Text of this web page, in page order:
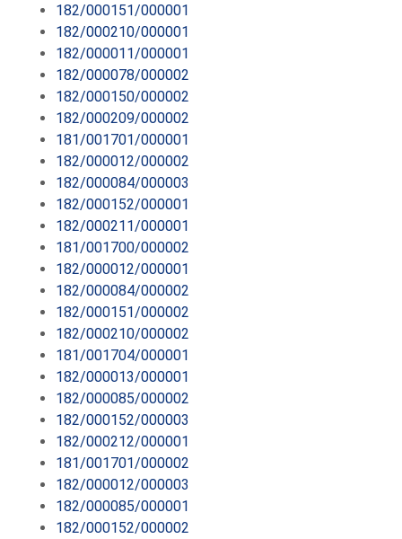
182/000151/000001
182/000210/000001
182/000011/000001
182/000078/000002
182/000150/000002
182/000209/000002
181/001701/000001
182/000012/000002
182/000084/000003
182/000152/000001
182/000211/000001
181/001700/000002
182/000012/000001
182/000084/000002
182/000151/000002
182/000210/000002
181/001704/000001
182/000013/000001
182/000085/000002
182/000152/000003
182/000212/000001
181/001701/000002
182/000012/000003
182/000085/000001
182/000152/000002